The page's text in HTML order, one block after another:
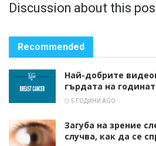
Discussion about this
Recommended
Най-добрите
гърдата на
5 ГОДИНИ AGO
Загуба на зрение
случва, как да се